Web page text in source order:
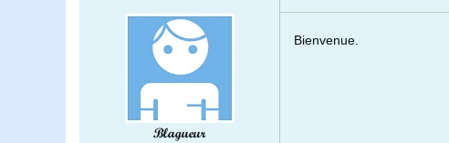
Blagueur
Bienvenue.